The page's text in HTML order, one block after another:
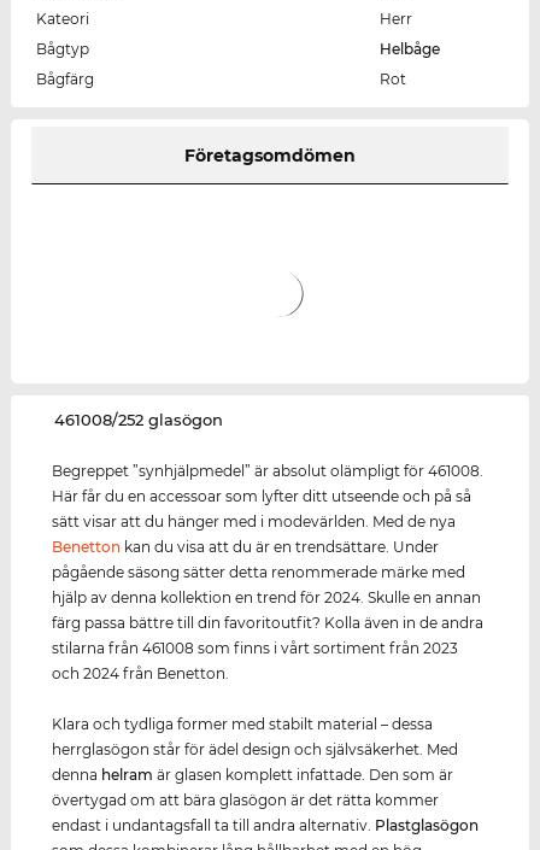
Kateori
Herr
Bågtyp
Helbåge
Bågfärg
Rot
Företagsomdömen
‌461008/252 glasögon
Begreppet ”synhjälpmedel” är absolut olämpligt för 461008.
Här får du en accessoar som lyfter ditt utseende och på så
sätt visar att du hänger med i modevärlden. Med de nya
Benetton kan du visa att du är en trendsättare. Under
pågående säsong sätter detta renommerade märke med
hjälp av denna kollektion en trend för 2024. Skulle en annan
färg passa bättre till din favoritoutfit? Kolla även in de andra
stilarna från 461008 som finns i vårt sortiment från 2023
och 2024 från Benetton.
Klara och tydliga former med stabilt material – dessa
herrglasögon står för ädel design och självsäkerhet. Med
denna helram är glasen komplett infattade. Den som är
övertygad om att bära glasögon är det rätta kommer
endast i undantagsfall ta till andra alternativ. Plastglasögon